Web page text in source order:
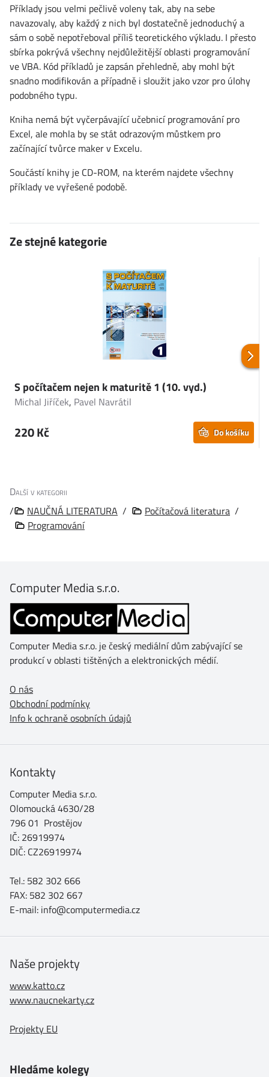
Příklady jsou velmi pečlivě voleny tak, aby na sebe
navazovaly, aby každý z nich byl dostatečně jednoduchý a
sám o sobě nepotřeboval příliš teoretického výkladu. I přesto
sbírka pokrývá všechny nejdůležitější oblasti programování
ve VBA. Kód příkladů je zapsán přehledně, aby mohl být
snadno modifikován a případně i sloužit jako vzor pro úlohy
podobného typu.
Kniha nemá být vyčerpávající učebnicí programování pro
Excel, ale mohla by se stát odrazovým můstkem pro
začínající tvůrce maker v Excelu.
Součástí knihy je CD-ROM, na kterém najdete všechny
příklady ve vyřešené podobě.
Ze stejné kategorie
S počítačem nejen k maturitě 1 (10. vyd.)
Michal Jiříček, Pavel Navrátil
220 Kč Do košíku
Další v kategorii
/
NAUČNÁ LITERATURA / Počítačová literatura /
Programování
Computer Media s.r.o.
Computer Media s.r.o. je český mediální dům zabývající se
produkcí v oblasti tištěných a elektronických médií.
O nás
Obchodní podmínky
Info k ochraně osobních údajů
Kontakty
Computer Media s.r.o.
Olomoucká 4630/28
796 01 Prostějov
IČ: 26919974
DIČ: CZ26919974
Tel.: 582 302 666
FAX: 582 302 667
E-mail: info@computermedia.cz
Naše projekty
www.katto.cz
www.naucnekarty.cz
Projekty EU
Hledáme kolegy